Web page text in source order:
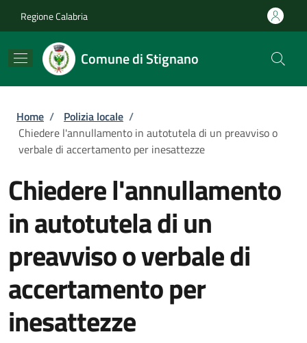
Regione Calabria
Comune di Stignano
Briciole di pane
Home / Polizia locale /
Chiedere l'annullamento in autotutela di un preavviso o
verbale di accertamento per inesattezze
Chiedere l'annullamento
in autotutela di un
preavviso o verbale di
accertamento per
inesattezze